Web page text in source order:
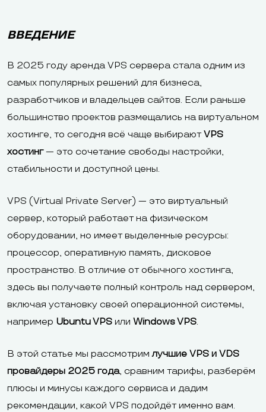
ВВЕДЕНИЕ
В 2025 году аренда VPS сервера стала одним из
самых популярных решений для бизнеса,
разработчиков и владельцев сайтов. Если раньше
большинство проектов размещались на виртуальном
хостинге, то сегодня всё чаще выбираютVPS
хостинг— это сочетание свободы настройки,
стабильности и доступной цены.
VPS (Virtual Private Server) — это виртуальный
сервер, который работает на физическом
оборудовании, но имеет выделенные ресурсы:
процессор, оперативную память, дисковое
пространство. В отличие от обычного хостинга,
здесь вы получаете полный контроль над сервером,
включая установку своей операционной системы,
например Ubuntu VPS или Windows VPS.
В этой статье мы рассмотримлучшие VPS и VDS
провайдеры 2025 года, сравним тарифы, разберём
плюсы и минусы каждого сервиса и дадим
рекомендации, какой VPS подойдёт именно вам.